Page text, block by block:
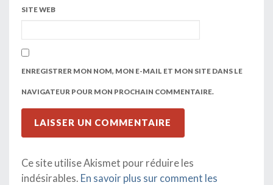
SITE WEB
ENREGISTRER MON NOM, MON E-MAIL ET MON SITE DANS LE
NAVIGATEUR POUR MON PROCHAIN COMMENTAIRE.
Ce site utilise Akismet pour réduire les
indésirables. En savoir plus sur comment les